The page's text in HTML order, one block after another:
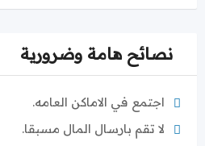
نصائح هامة وضرورية
اجتمع في الاماكن العامه.
لا تقم بارسال المال مسبقا.